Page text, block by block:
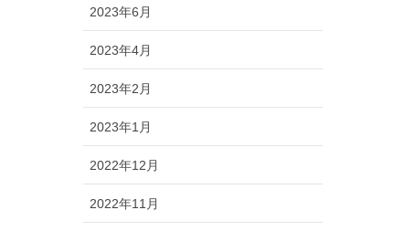
2023年6月
2023年4月
2023年2月
2023年1月
2022年12月
2022年11月